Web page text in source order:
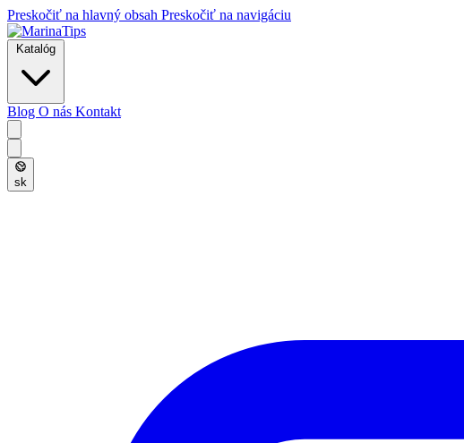
Preskočiť na hlavný obsah Preskočiť na navigáciu
Katalóg
Blog O nás Kontakt
sk